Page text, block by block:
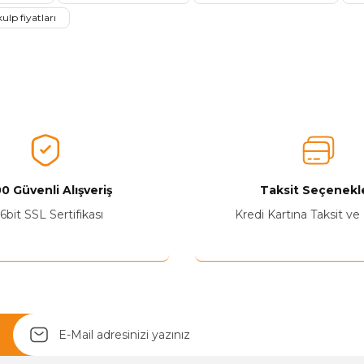
fiyatları
Güvenli Alışveriş
SSL Sertifikası
Taksit
Kredi Kartına Taksit